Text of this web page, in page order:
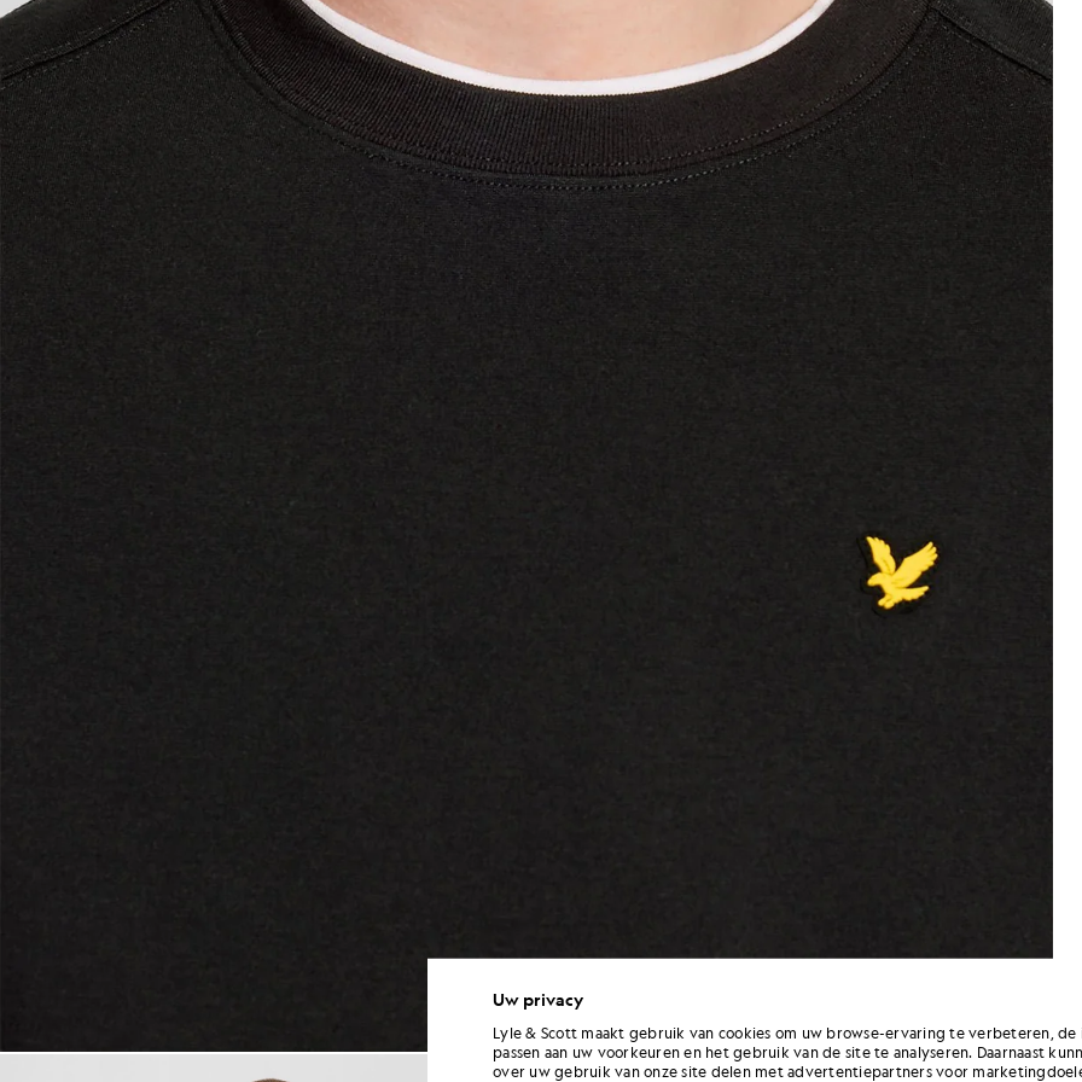
Man draagt een lichtgewicht sport-sweatshirt in gitzwartMan draagt een lichtgewicht
Uw privacy
Lyle & Scott maakt gebruik van cookies om uw browse-ervaring te verbeteren, de
passen aan uw voorkeuren en het gebruik van de site te analyseren. Daarnaast
over uw gebruik van onze site delen met advertentiepartners voor